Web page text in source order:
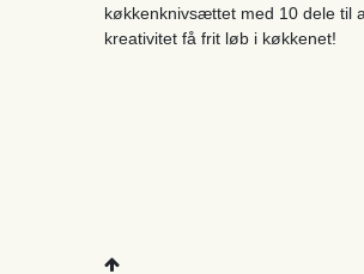
køkkenknivsættet med 10 dele til
kreativitet få frit løb i køkkenet!